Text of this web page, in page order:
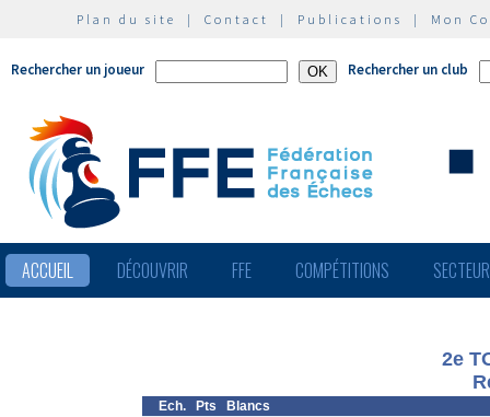
Plan du site | Contact | Publications | Mon
Rechercher un joueur Rechercher un club
ACCUEIL DÉCOUVRIR FFE COMPÉTITIONS
2e
Ech. Pts
Blancs